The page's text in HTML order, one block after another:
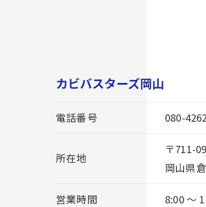
カビバスターズ岡山
電話番号 080-
所在地
〒711-
岡山県
営業時間 8:00 ～